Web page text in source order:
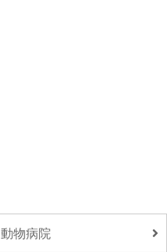
動物病院